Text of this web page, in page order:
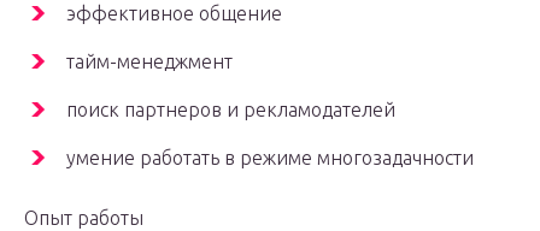
эффективное общение
тайм-менеджмент
поиск партнеров и рекламодателей
умение работать в режиме многозадачности
Опыт работы